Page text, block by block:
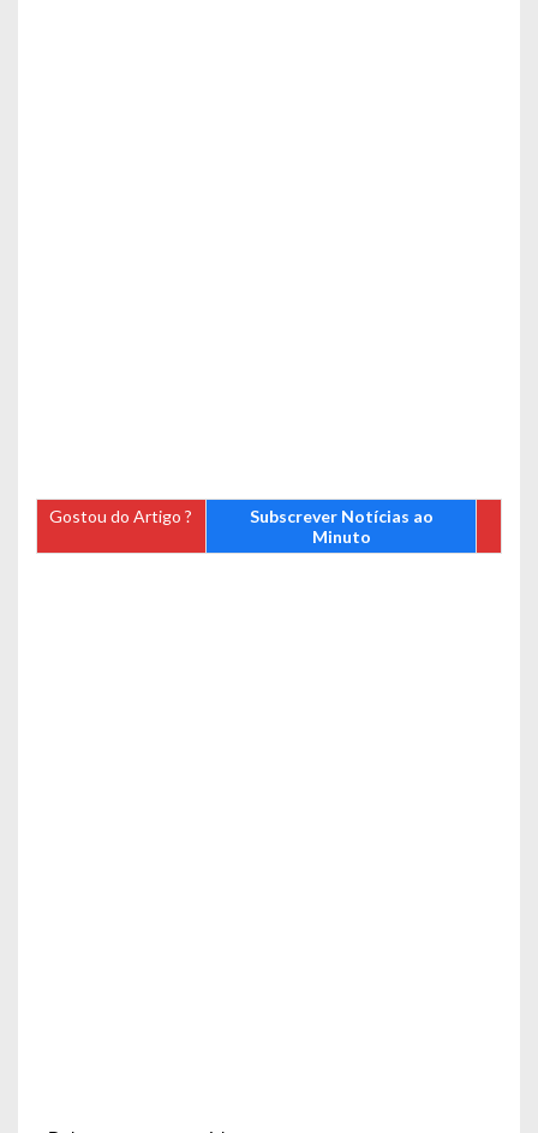
Gostou do Artigo ?
Subscrever Notícias ao
Minuto